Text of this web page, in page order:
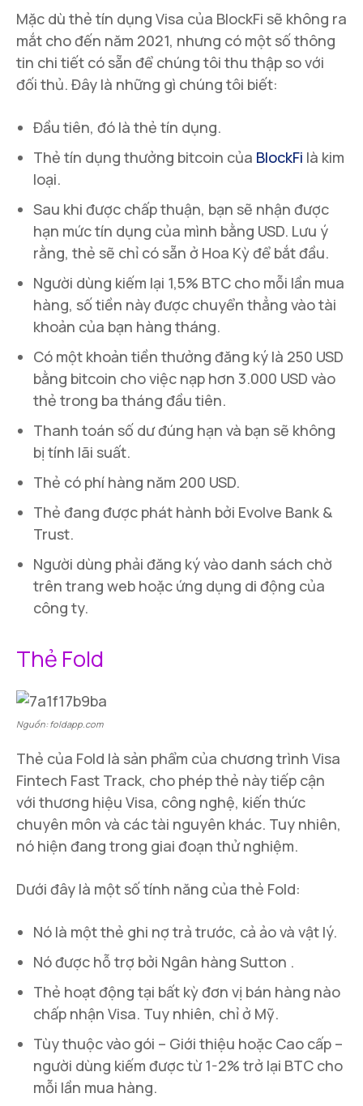
Mặc dù thẻ tín dụng Visa của BlockFi sẽ không ra
mắt cho đến năm 2021, nhưng có một số thông
tin chi tiết có sẵn để chúng tôi thu thập so với
đối thủ. Đây là những gì chúng tôi biết:
Đầu tiên, đó là thẻ tín dụng.
Thẻ tín dụng thưởng bitcoin của BlockFi là kim
loại.
Sau khi được chấp thuận, bạn sẽ nhận được
hạn mức tín dụng của mình bằng USD. Lưu ý
rằng, thẻ sẽ chỉ có sẵn ở Hoa Kỳ để bắt đầu.
Người dùng kiếm lại 1,5% BTC cho mỗi lần mua
hàng, số tiền này được chuyển thẳng vào tài
khoản của bạn hàng tháng.
Có một khoản tiền thưởng đăng ký là 250 USD
bằng bitcoin cho việc nạp hơn 3.000 USD vào
thẻ trong ba tháng đầu tiên.
Thanh toán số dư đúng hạn và bạn sẽ không
bị tính lãi suất.
Thẻ có phí hàng năm 200 USD.
Thẻ đang được phát hành bởi Evolve Bank &
Trust.
Người dùng phải đăng ký vào danh sách chờ
trên trang web hoặc ứng dụng di động của
công ty.
Thẻ Fold
Nguồn: foldapp.com
Thẻ của Fold là sản phẩm của chương trình Visa
Fintech Fast Track, cho phép thẻ này tiếp cận
với thương hiệu Visa, công nghệ, kiến ​​thức
chuyên môn và các tài nguyên khác. Tuy nhiên,
nó hiện đang trong giai đoạn thử nghiệm.
Dưới đây là một số tính năng của thẻ Fold:
Nó là một thẻ ghi nợ trả trước, cả ảo và vật lý.
Nó được hỗ trợ bởi Ngân hàng Sutton .
Thẻ hoạt động tại bất kỳ đơn vị bán hàng nào
chấp nhận Visa. Tuy nhiên, chỉ ở Mỹ.
Tùy thuộc vào gói – Giới thiệu hoặc Cao cấp –
người dùng kiếm được từ 1-2% trở lại BTC cho
mỗi lần mua hàng.